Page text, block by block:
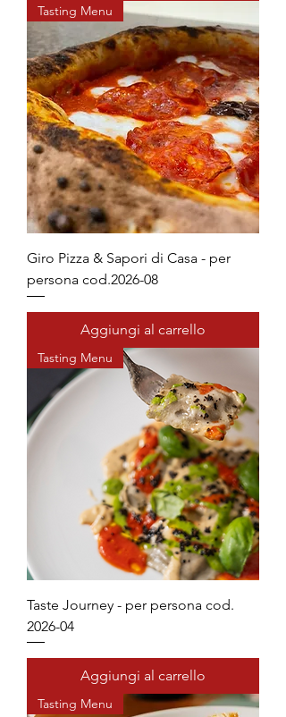
Tasting Menu
Giro Pizza & Sapori di Casa - per
persona cod.2026-08
Aggiungi al carrello
Tasting Menu
Taste Journey - per persona cod.
2026-04
Aggiungi al carrello
Tasting Menu